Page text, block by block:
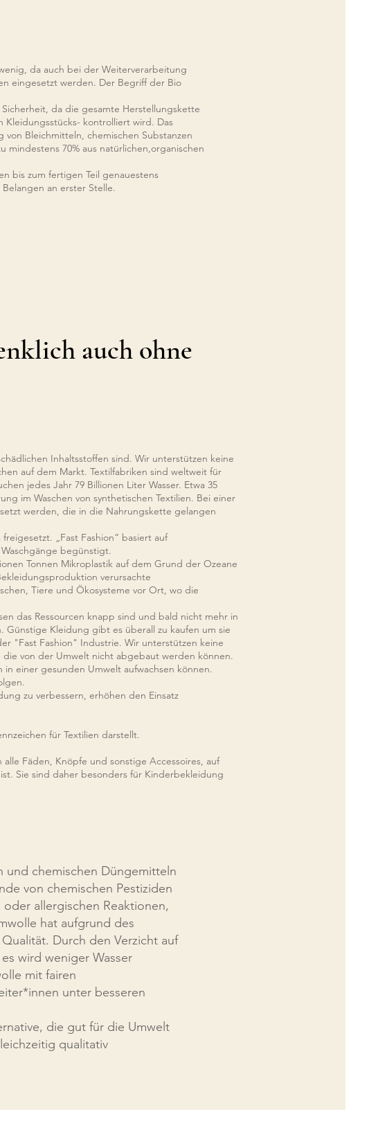
da auch bei der Weiterverarbeitung
eingesetzt werden. Der Begriff der Bio
Sicherheit, da die gesamte Herstellungskette
Kleidungsstücks- kontrolliert wird. Das
Bleichmitteln, chemischen Substanzen
70% aus natürlichen,organischen
bis zum fertigen Teil genauestens
an erster Stelle.
auch ohne
Inhaltsstoffen sind. Wir unterstützen keine
auf dem Markt. Textilfabriken sind weltweit für
jedes Jahr 79 Billionen Liter Wasser. Etwa 35
im Waschen von synthetischen Textilien. Bei einer
werden, die in die Nahrungskette gelangen
freigesetzt. „Fast Fashion“ basiert auf
begünstigt.
Tonnen Mikroplastik auf dem Grund der Ozeane
verursachte
Tiere und Ökosysteme vor Ort, wo die
das Ressourcen knapp sind und bald nicht mehr in
Kleidung gibt es überall zu kaufen um sie
"Fast Fashion" Industrie. Wir unterstützen keine
von der Umwelt nicht abgebaut werden können.
einer gesunden Umwelt aufwachsen können.
zu verbessern, erhöhen den Einsatz
für Textilien darstellt.
Fäden, Knöpfe und sonstige Accessoires, auf
Sie sind daher besonders für Kinderbekleidung
und chemischen Düngemitteln
von chemischen Pestiziden
allergischen Reaktionen,
hat aufgrund des
Durch den Verzicht auf
wird weniger Wasser
mit fairen
unter besseren
die gut für die Umwelt
qualitativ